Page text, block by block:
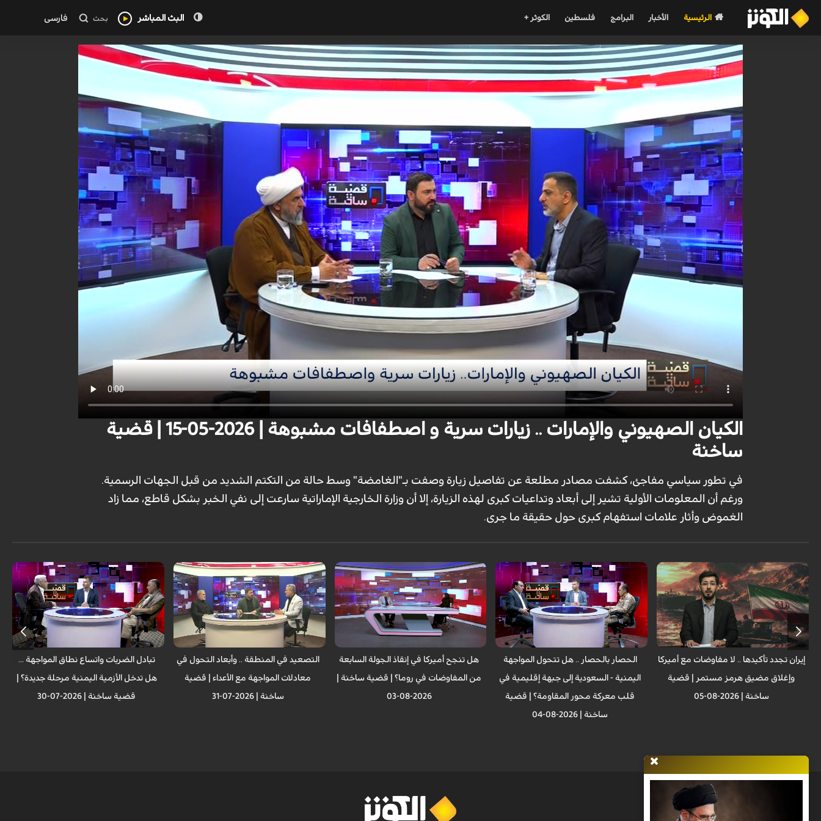
الرئيسية الأخبار البرامج فلسطين الكوثر + البث المباشر بحث فارسی
الكيان الصهيوني والإمارات .. زيارات سرية و اصطفافات مشبوهة | 2026-05-15 | قضية
ساخنة
في تطور سياسي مفاجئ، كشفت مصادر مطلعة عن تفاصيل زيارة وصفت بـ"الغامضة" وسط حالة من التكتم الشديد من قبل الجهات الرسمية.
ورغم أن المعلومات الأولية تشير إلى أبعاد وتداعيات كبرى لهذه الزيارة، إلا أن وزارة الخارجية الإماراتية سارعت إلى نفي الخبر بشكل قاطع، مما زاد
الغموض وأثار علامات استفهام كبرى حول حقيقة ما جرى.
إيران تجدد تأكيدها .. لا مفاوضات مع أميركا
وإغلاق مضيق هرمز مستمر | قضية
ساخنة | 2026-08-05
الحصار بالحصار .. هل تتحول المواجهة
اليمنية - السعودية إلى جبهة إقليمية في
قلب معركة محور المقاومة؟ | قضية
ساخنة | 2026-08-04
هل تنجح أميركا في إنقاذ الجولة السابعة
من المفاوضات في روما؟ | قضية ساخنة |
2026-08-03
التصعيد في المنطقة .. وأبعاد التحول في
معادلات المواجهة مع الأعداء | قضية
ساخنة | 2026-07-31
تبادل الضربات واتساع نطاق المواجهة ...
هل تدخل الأزمية اليمنية مرحلة جديدة؟ |
قضية ساخنة | 2026-07-30